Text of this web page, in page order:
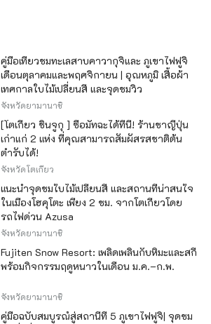
คู่มือเที่ยวชมทะเลสาบคาวากุจิและ ภูเขาไฟฟูจิ
เดือนตุลาคมและพฤศจิกายน | อุณหภูมิ เสื้อผ้า
เทศกาลใบไม้เปลี่ยนสี และจุดชมวิว
จังหวัดยามานาชิ
[โตเกียว ชินจูกุ ] ซื้อมัทฉะได้ที่นี่! ร้านชาญี่ปุ่น
เก่าแก่ 2 แห่ง ที่คุณสามารถสัมผัสรสชาติต้น
ตำรับได้!
จังหวัดโตเกียว
แนะนำจุดชมใบไม้เปลี่ยนสี และสถานที่น่าสนใจ
ในเมืองโฮคุโตะ เพียง 2 ชม. จากโตเกียวโดย
รถไฟด่วน Azusa
จังหวัดยามานาชิ
Fujiten Snow Resort: เพลิดเพลินกับหิมะและสกี
พร้อมกิจกรรมฤดูหนาวในเดือน ม.ค.–ก.พ.
จังหวัดยามานาชิ
คู่มือฉบับสมบูรณ์สู่สถานีที่ 5 ภูเขาไฟฟูจิ| จุดชม